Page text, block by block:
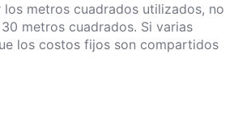
metros cuadrados utilizados, no
metros cuadrados. Si varias
los costos fijos son compartidos